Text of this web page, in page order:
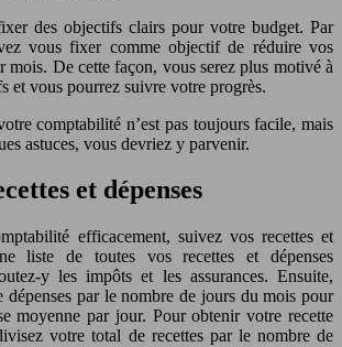
des objectifs clairs pour votre budget. Par
vous fixer comme objectif de réduire vos
mois. De cette façon, vous serez plus motivé à
et vous pourrez suivre votre progrès.
comptabilité n’est pas toujours facile, mais
astuces, vous devriez y parvenir.
et dépenses
efficacement, suivez vos recettes et
liste de toutes vos recettes et dépenses
y les impôts et les assurances. Ensuite,
dépenses par le nombre de jours du mois pour
moyenne par jour. Pour obtenir votre recette
votre total de recettes par le nombre de